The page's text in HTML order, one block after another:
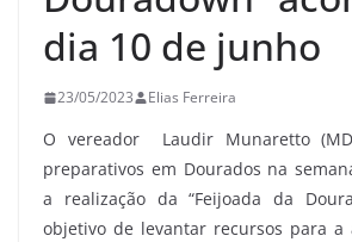
dia 10 de junho
23/05/2023 Elias Ferreira
O vereador Laudir Munaretto
preparativos em Dourados na
a realização da “Feijoada da
objetivo de levantar recursos para a